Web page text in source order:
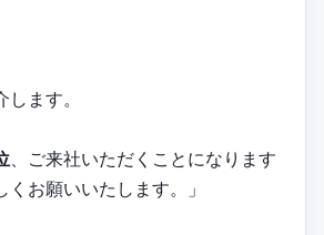
ます。
、ご来社いただくことになります
お願いいたします。」